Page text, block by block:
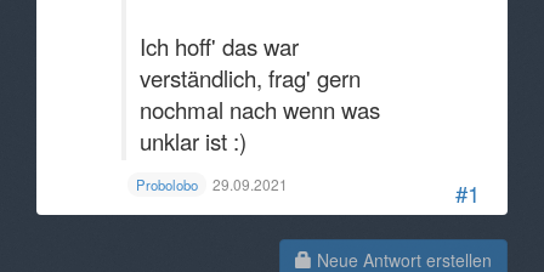
#1
Ich hoff' das war
verständlich, frag' gern
nochmal nach wenn was
unklar ist :)
Probolobo 29.09.2021
Neue Antwort erstellen